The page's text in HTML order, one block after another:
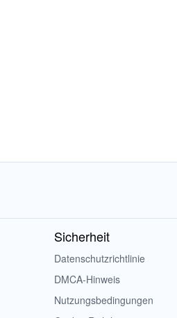
Sicherheit
Datenschutzrichtlinie
DMCA-Hinweis
Nutzungsbedingungen